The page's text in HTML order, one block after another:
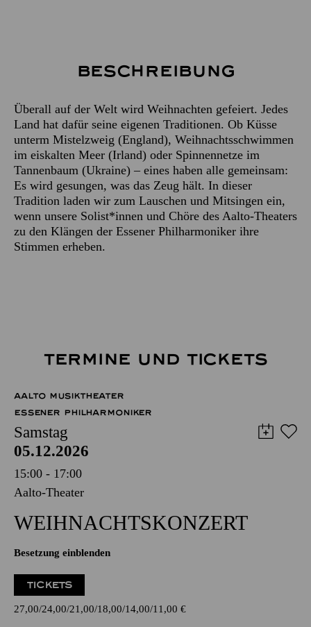
Beschreibung
Überall auf der Welt wird Weihnachten gefeiert. Jedes
Land hat dafür seine eigenen Traditionen. Ob Küsse
unterm Mistelzweig (England), Weihnachtsschwimmen
im eiskalten Meer (Irland) oder Spinnennetze im
Tannenbaum (Ukraine) – eines haben alle gemeinsam:
Es wird gesungen, was das Zeug hält. In dieser
Tradition laden wir zum Lauschen und Mitsingen ein,
wenn unsere Solist*innen und Chöre des Aalto-Theaters
zu den Klängen der Essener Philharmoniker ihre
Stimmen erheben.
TERMINE UND TICKETS
AALTO MUSIKTHEATER
ESSENER PHILHARMONIKER
Samstag
05.12.2026
15:00 - 17:00
Aalto-Theater
WEIHNACHTS­KONZERT
Besetzung einblenden
TICKETS
27,00 24,00 21,00 18,00 14,00 11,00 €